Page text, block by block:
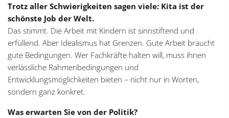
Trotz aller Schwierigkeiten sagen viele: Kita ist der
schönste Job der Welt.
Das stimmt. Die Arbeit mit Kindern ist sinnstiftend und
erfüllend. Aber Idealismus hat Grenzen. Gute Arbeit braucht
gute Bedingungen. Wer Fachkräfte halten will, muss ihnen
verlässliche Rahmenbedingungen und
Entwicklungsmöglichkeiten bieten – nicht nur in Worten,
sondern ganz konkret.
Was erwarten Sie von der Politik?